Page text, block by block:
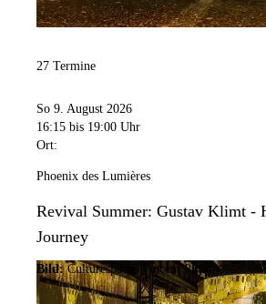
27 Termine
So 9. August 2026
16:15 bis 19:00 Uhr
Ort:
Phoenix des Lumières
Revival Summer: Gustav Klimt -
Journey
Bild: Culturespaces/Vincent Pinson